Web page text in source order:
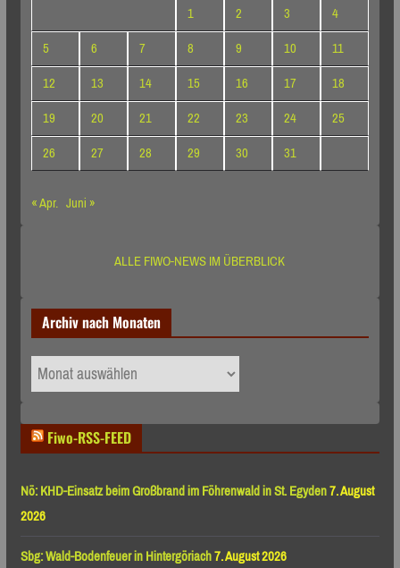
1
2 3
4
5
6 7 8 9 10
11
12
13 14 15 16 17
18
19
20 21 22 23 24
25
26
27 28 29 30
31
« Apr. Juni »
ALLE FIWO-NEWS IM ÜBERBLICK
Archiv nach Monaten
Archiv
nach
Fiwo-RSS-FEED
Nö: KHD-Einsatz beim Großbrand im Föhrenwald in St. Egyden7. August
2026
Sbg: Wald-Bodenfeuer in Hintergöriach7. August 2026